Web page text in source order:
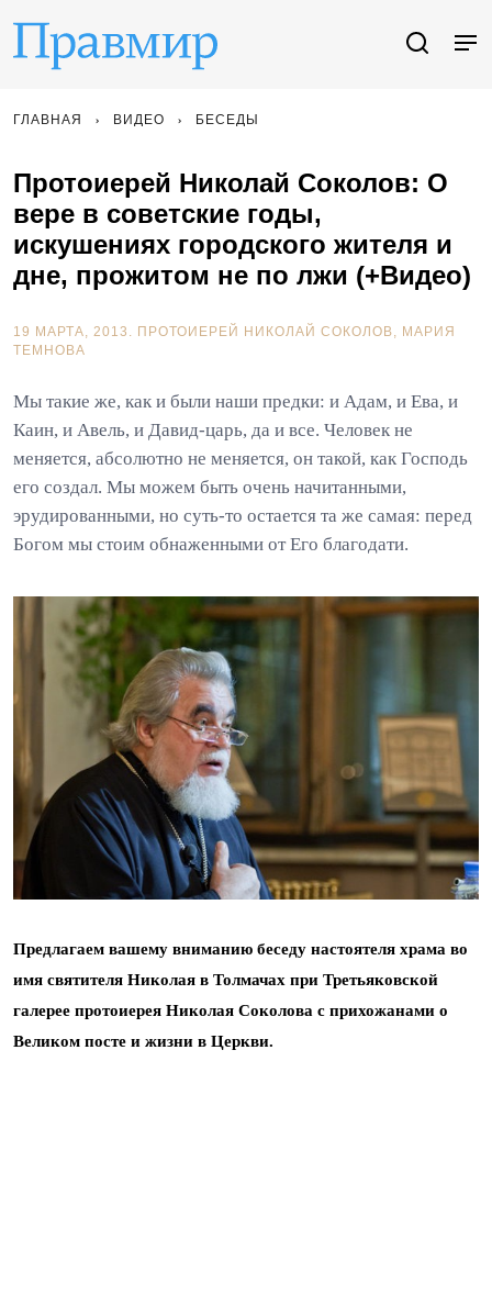
ГЛАВНАЯ ВИДЕО БЕСЕДЫ
Протоиерей Николай Соколов: О
вере в советские годы,
искушениях городского жителя и
дне, прожитом не по лжи (+Видео)
19 МАРТА, 2013. ПРОТОИЕРЕЙ НИКОЛАЙ СОКОЛОВ
МАРИЯ
ТЕМНОВА
Мы такие же, как и были наши предки: и Адам, и Ева, и
Каин, и Авель, и Давид-царь, да и все. Человек не
меняется, абсолютно не меняется, он такой, как Господь
его создал. Мы можем быть очень начитанными,
эрудированными, но суть-то остается та же самая: перед
Богом мы стоим обнаженными от Его благодати.
Предлагаем вашему вниманию беседу настоятеля храма во
имя святителя Николая в Толмачах при Третьяковской
галерее протоиерея Николая Соколова с прихожанами о
Великом посте и жизни в Церкви.